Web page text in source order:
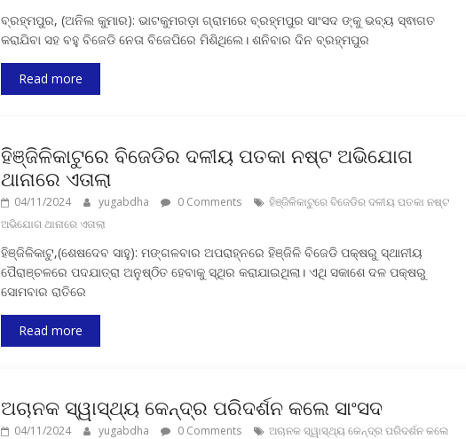
ବ୍ରହ୍ମପୁର, (ଅନିଲ କୁମାର): ଭାଟକୁମରଡ଼ା ଗ୍ରାମରେ ବ୍ରହ୍ମପୁର ସାଂସଦ ଙ୍କୁ ଭବ୍ୟ ସ୍ଵାଗତ
କରାଯିବା ସହ ବହୁ ବିଜେଡି ନେତା ବିଜେପିରେ ମିଶିଥିଲେ। ଶନିବାର ଦିନ ବ୍ରହ୍ମପୁର
Read more
ହିଞ୍ଜିଳିକାଟୁରେ ବିଜେଡିର ଦଳୀୟ ପତକା ନଷ୍ଟ ଅଭିଯୋଗ
ଥାନାରେ ଏତାଲା
04/11/2024 yugabdha 0 Comments
ହିଞ୍ଜିଳିକାଟୁରେ ବିଜେଡିର ଦଳୀୟ ପତକା ନଷ୍ଟ
ଅଭିଯୋଗ ଥାନାରେ ଏତାଲା
ହିଞ୍ଜିଳିକାଟୁ,(ଶେଷଦେବ ସାହୁ): ମଙ୍ଗଳବାର ଅପରାହ୍ନରେ ହିଞ୍ଜିଳି ବିଜେଡି ପକ୍ଷରୁ ସ୍ଥାନୀୟ
ପୈରାଞ୍ଚଳରେ ପଦଯାତ୍ରା ଅନୁଷ୍ଠିତ ହେବାକୁ ସ୍ଥିର କରାଯାଇଥିଲା। ଏଥି ସକାଶେ ଦଳ ପକ୍ଷରୁ
ସୋମବାର ରାତିରେ
Read more
ଅଚାନକ ସ୍ୱାସ୍ଥ୍ୟ କେନ୍ଦ୍ର ପରିଦର୍ଶନ କଲେ ସାଂସଦ
04/11/2024 yugabdha 0 Comments
ଅଚାନକ ସ୍ୱାସ୍ଥ୍ୟ କେନ୍ଦ୍ର ପରିଦର୍ଶନ କଲେ